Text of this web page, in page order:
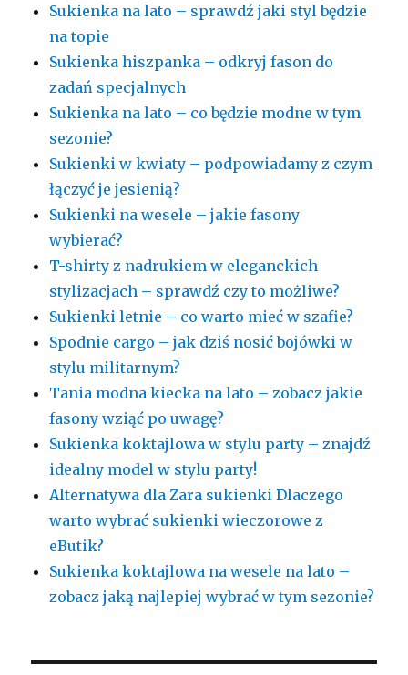
Sukienka na lato – sprawdź jaki styl będzie
na topie
Sukienka hiszpanka – odkryj fason do
zadań specjalnych
Sukienka na lato – co będzie modne w tym
sezonie?
Sukienki w kwiaty – podpowiadamy z czym
łączyć je jesienią?
Sukienki na wesele – jakie fasony
wybierać?
T-shirty z nadrukiem w eleganckich
stylizacjach – sprawdź czy to możliwe?
Sukienki letnie – co warto mieć w szafie?
Spodnie cargo – jak dziś nosić bojówki w
stylu militarnym?
Tania modna kiecka na lato – zobacz jakie
fasony wziąć po uwagę?
Sukienka koktajlowa w stylu party – znajdź
idealny model w stylu party!
Alternatywa dla Zara sukienki Dlaczego
warto wybrać sukienki wieczorowe z
eButik?
Sukienka koktajlowa na wesele na lato –
zobacz jaką najlepiej wybrać w tym sezonie?